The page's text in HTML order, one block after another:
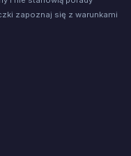
zapoznaj się z warunkami